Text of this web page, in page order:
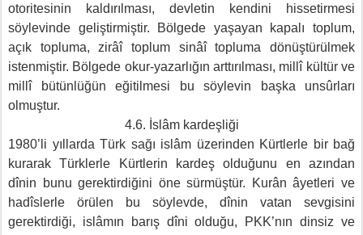
otoritesinin kaldırılması, devletin kendini hissetirmesi
söylevinde geliştirmiştir. Bölgede yaşayan kapalı toplum,
açık topluma, zirâî toplum sinâî topluma dönüştürülmek
istenmiştir. Bölgede okur-yazarlığın arttırılması, millî kültür ve
millî bütünlüğün eğitilmesi bu söylevin başka unsûrları
olmuştur.
4.6. İslâm kardeşliği
1980’li yıllarda Türk sağı islâm üzerinden Kürtlerle bir bağ
kurarak Türklerle Kürtlerin kardeş olduğunu en azından
dînin bunu gerektirdiğini öne sürmüştür. Kurân âyetleri ve
hadîslerle örülen bu söylevde, dînin vatan sevgisini
gerektirdiği, islâmın barış dîni olduğu, PKK’nın dinsiz ve